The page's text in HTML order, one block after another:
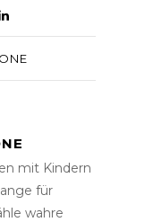
mit Kindern
für
wahre